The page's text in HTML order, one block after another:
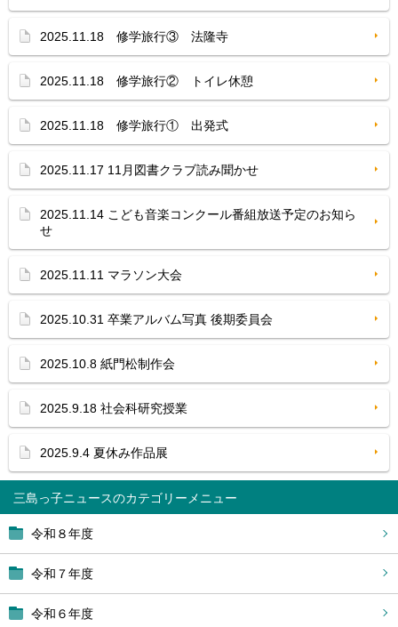
三島っ子ニュース
令和８年度
令和７年度
令和６年度
2025.11.18 修学旅行③ 法隆寺
2025.11.18 修学旅行② トイレ休憩
2025.11.18 修学旅行① 出発式
2025.11.17 11月図書クラブ読み聞かせ
2025.11.14 こども音楽コンクール番組放送予定のお知ら
せ
2025.11.11 マラソン大会
2025.10.31 卒業アルバム写真 後期委員会
2025.10.8 紙門松制作会
2025.9.18 社会科研究授業
2025.9.4 夏休み作品展